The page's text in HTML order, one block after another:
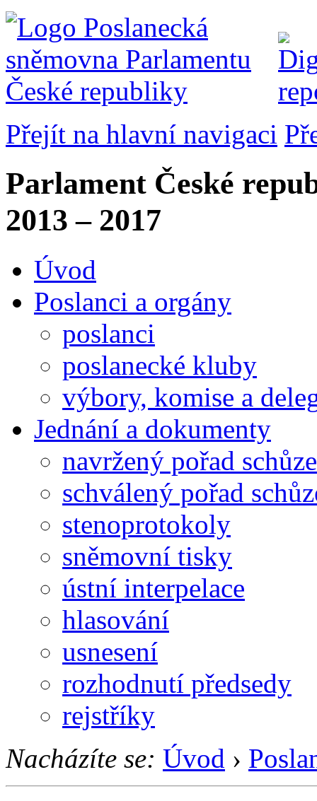
Přejít na hlavní navigaci
Parlament České
2013 – 2017
Úvod
Poslanci a orgány
poslanci
poslanecké kluby
výbory, komise a
Jednání a dokumenty
navržený pořad schůze
schválený pořad
stenoprotokoly
sněmovní tisky
ústní interpelace
hlasování
usnesení
rozhodnutí předsedy
rejstříky
Nacházíte se: Úvod ›